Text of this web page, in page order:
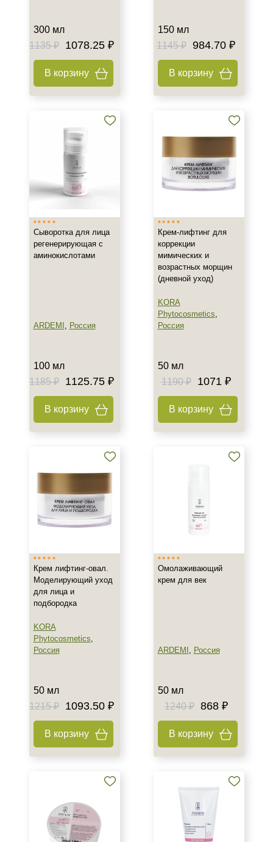
300 мл
1135 ₽
1078.25 ₽
В корзину
150 мл
1145 ₽ 984.70 ₽
В корзину
Сыворотка для лица
регенерирующая с
аминокислотами
ARDEMI , Россия
100 мл
1185 ₽
1125.75 ₽
В корзину
Крем-лифтинг для
коррекции
мимических и
возрастных морщин
(дневной уход)
KORA
Phytocosmetics,
Россия
50 мл
1190 ₽
1071 ₽
В корзину
Крем лифтинг-овал.
Моделирующий уход
для лица и
подбородка
KORA
Phytocosmetics,
Россия
50 мл
1215 ₽
1093.50 ₽
В корзину
Омолаживающий
крем для век
ARDEMI , Россия
50 мл
1240 ₽
868 ₽
В корзину
Не показывать предложение о консультации
+7 (929) 933-09-89